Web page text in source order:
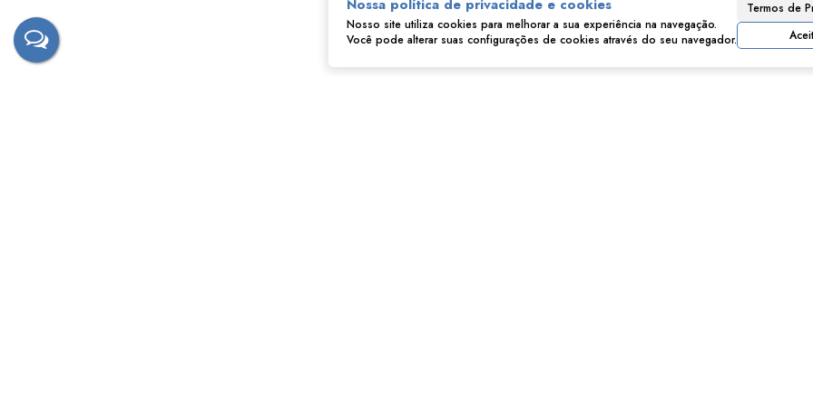
Nossa política de privacidade e cookies
Nosso site utiliza cookies para melhorar a sua experiência na navegação.
Você pode alterar suas configurações de cookies através do seu navegador.
Termos de
Mapa do Imóvel